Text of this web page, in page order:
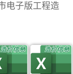
电子版工程造